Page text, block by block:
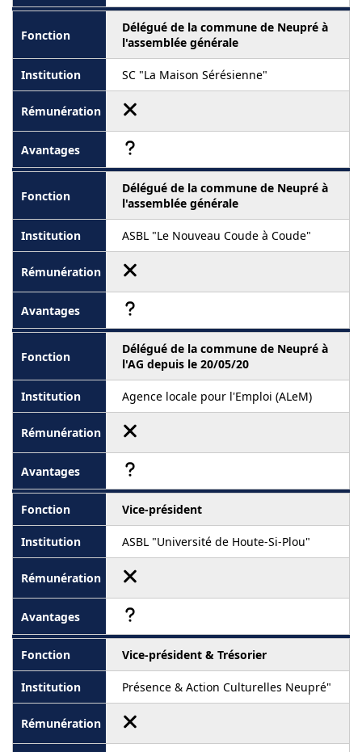
Délégué de la commune de Neupré à
l'assemblée générale
SC "La Maison Sérésienne"
Délégué de la commune de Neupré à
l'assemblée générale
ASBL "Le Nouveau Coude à Coude"
Délégué de la commune de Neupré à
l'AG depuis le 20/05/20
Agence locale pour l'Emploi (ALeM)
Vice-président
ASBL "Université de Houte-Si-Plou"
Vice-président & Trésorier
Présence & Action Culturelles Neupré"